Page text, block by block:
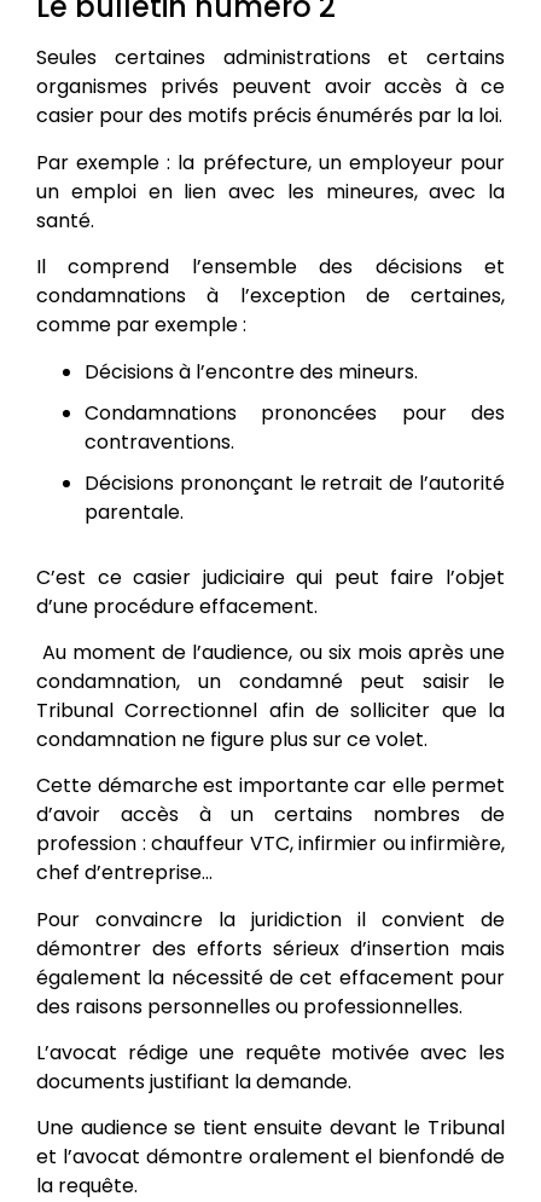
Seules certaines administrations et certains
organismes privés peuvent avoir accès à ce
casier pour des motifs précis énumérés par la loi.
Par exemple : la préfecture, un employeur pour
un emploi en lien avec les mineures, avec la
santé.
Il comprend l’ensemble des décisions et
condamnations à l’exception de certaines,
comme par exemple :
Décisions à l’encontre des mineurs.
Condamnations prononcées pour des
contraventions.
Décisions prononçant le retrait de l’autorité
parentale.
C’est ce casier judiciaire qui peut faire l’objet
d’une procédure effacement.
Au moment de l’audience, ou six mois après une
condamnation, un condamné peut saisir le
Tribunal Correctionnel afin de solliciter que la
condamnation ne figure plus sur ce volet.
Cette démarche est importante car elle permet
d’avoir accès à un certains nombres de
profession : chauffeur VTC, infirmier ou infirmière,
chef d’entreprise…
Pour convaincre la juridiction il convient de
démontrer des efforts sérieux d’insertion mais
également la nécessité de cet effacement pour
des raisons personnelles ou professionnelles.
L’avocat rédige une requête motivée avec les
documents justifiant la demande.
Une audience se tient ensuite devant le Tribunal
et l’avocat démontre oralement el bienfondé de
la requête.